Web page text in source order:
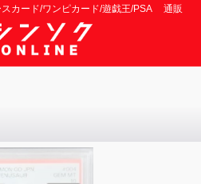
カード/ワンピカード/遊戯王/PSA 通販